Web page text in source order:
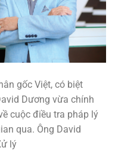
gốc Việt, có biệt
Dương vừa chính
cuộc điều tra pháp lý
qua. Ông David
lý